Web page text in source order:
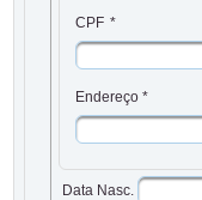
CPF *
Endereço *
Data Nasc.